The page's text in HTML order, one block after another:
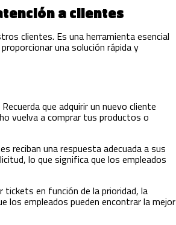
a clientes
clientes. Es una herramienta esencial
una solución rápida y
que adquirir un nuevo cliente
vuelva a comprar tus productos o
reciban una respuesta adecuada a sus
lo que significa que los empleados
tickets en función de la prioridad, la
los empleados pueden encontrar la mejor